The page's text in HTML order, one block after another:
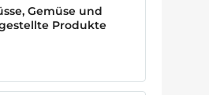
Gemüse und
Produkte